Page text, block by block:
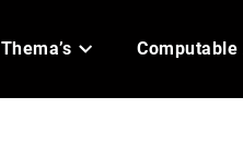
Thema’s Computable